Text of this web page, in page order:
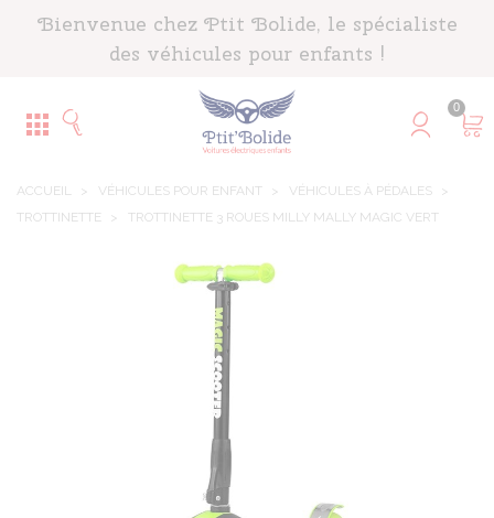
Bienvenue chez Ptit Bolide, le spécialiste
des véhicules pour enfants !
0
ACCUEIL > VÉHICULES POUR ENFANT > VÉHICULES À PÉDALES
>
TROTTINETTE
> TROTTINETTE 3 ROUES MILLY MALLY MAGIC VERT